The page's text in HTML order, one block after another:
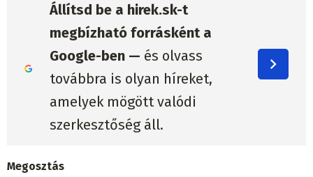
Állítsd be a hirek.sk-t
megbízható forrásként a
Google-ben — és olvass
továbbra is olyan híreket,
amelyek mögött valódi
szerkesztőség áll.
Megosztás